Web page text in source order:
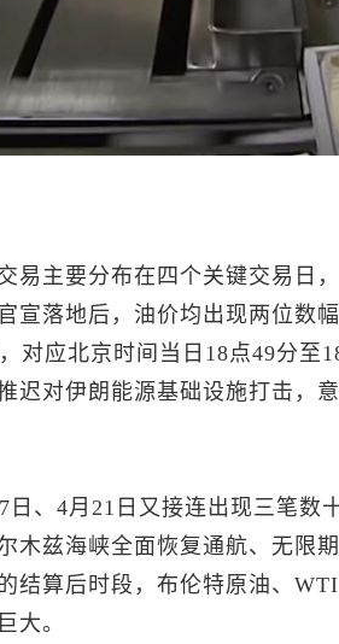
易主要分布在四个关键交易日
宣落地后，油价均出现两位数
对应北京时间当日18点49分至
迟对伊朗能源基础设施打击，
日、4月21日又接连出现三笔数
木兹海峡全面恢复通航、无限
结算后时段， 布伦特原油、
大。